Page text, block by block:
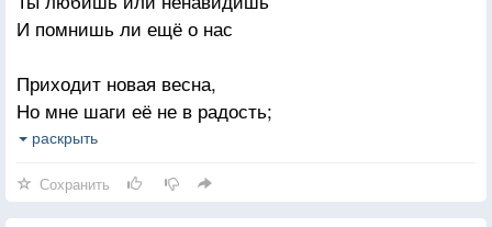
И помнишь ли ещё о нас
Приходит новая весна,
Но мне шаги её не в радость;
Кто знает, сколько нам осталось
Ты мне «прощай» не говорил,
раскрыть
Сохранить